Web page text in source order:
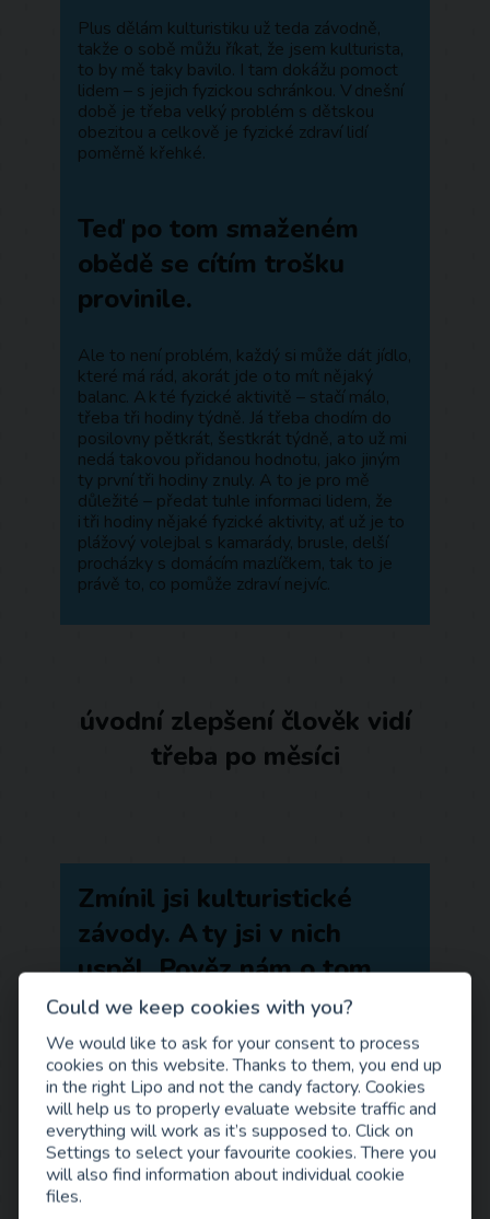
Plus dělám kulturistiku už teda závodně,
takže o sobě můžu říkat, že jsem kulturista,
to by mě taky bavilo. I tam dokážu pomoct
lidem – s jejich fyzickou schránkou. V dnešní
době je třeba velký problém s dětskou
obezitou a celkově je fyzické zdraví lidí
poměrně křehké.
Teď po tom smaženém
obědě se cítím trošku
provinile.
Ale to není problém, každý si může dát jídlo,
které má rád, akorát jde o to mít nějaký
balanc. A k té fyzické aktivitě – stačí málo,
třeba tři hodiny týdně. Já třeba chodím do
posilovny pětkrát, šestkrát týdně, a to už mi
nedá takovou přidanou hodnotu, jako jiným
ty první tři hodiny z nuly. A to je pro mě
důležité – předat tuhle informaci lidem, že
i tři hodiny nějaké fyzické aktivity, ať už je to
plážový volejbal s kamarády, brusle, delší
procházky s domácím mazlíčkem, tak to je
právě to, co pomůže zdraví nejvíc.
úvodní zlepšení člověk vidí
třeba po měsíci
Zmínil jsi kulturistické
závody. A ty jsi v nich
uspěl. Pověz nám o tom
víc.
Byly to kulturistické závody od světové
organizace ICN, soutěžICompete
Natural, což je pro závodníky, kteří
nepoužívají zakázané látky. Na vysoké úrovni
v kulturistice už jsou lidi motivovaní i ziskem
a pouzívají i tyto látky, není to zakázané a je
to vlastně taková šedá zóna. Ale právě ICN
je super v tom, že má testy na doping. A
Could we keep cookies with you?
We would like to ask for your consent to process
cookies on this website. Thanks to them, you end up
in the right Lipo and not the candy factory. Cookies
will help us to properly evaluate website traffic and
everything will work as it’s supposed to. Click on
Settings to select your favourite cookies. There you
will also find information about individual cookie
files.